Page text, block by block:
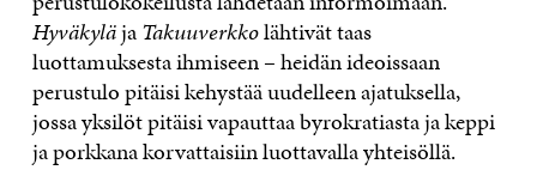
HyväkyläjaTakuuverkkolähtivät taas
luottamuksesta ihmiseen – heidän ideoissaan
perustulo pitäisi kehystää uudelleen ajatuksella,
jossa yksilöt pitäisi vapauttaa byrokratiasta ja keppi
ja porkkana korvattaisiin luottavalla yhteisöllä.